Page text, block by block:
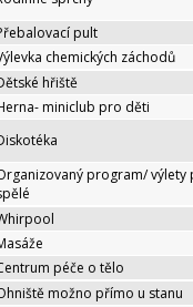
pult
chemických záchodů
hřiště
miniclub pro děti
program/ výlety
péče o tělo
možno přímo u stanu